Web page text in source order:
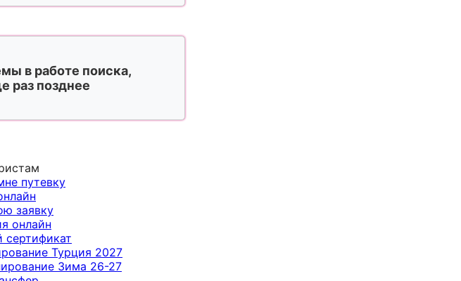
в работе поиска,
раз позднее
путевку
заявку
онлайн
Турция 2027
Зима 26-27